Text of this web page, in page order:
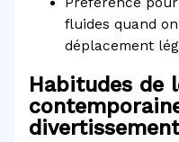
fluides quand
déplacement
Habitudes de